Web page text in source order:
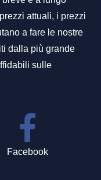
attuali, i prezzi
a fare le nostre
dalla più grande
sulle
Facebook